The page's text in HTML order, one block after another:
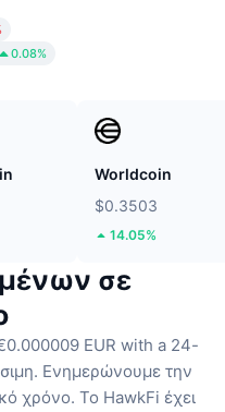
0.08%
Worldcoin
$0.3503
14.05%
σε
EUR with a 24-
Ενημερώνουμε την
χρόνο. Το HawkFi έχει